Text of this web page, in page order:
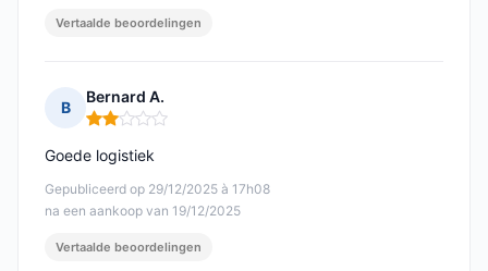
Vertaalde beoordelingen
B
Bernard A.
Opmerking: 2 van 5
Gepubliceerd op 29/12/2025 à 17h08
na een aankoop van 19/12/2025
Goede logistiek
Vertaalde beoordelingen